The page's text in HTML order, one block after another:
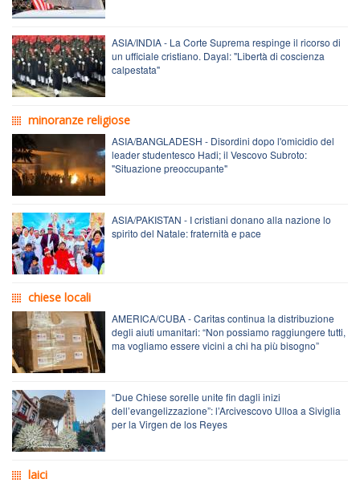
ASIA/INDIA - La Corte Suprema respinge il ricorso di
un ufficiale cristiano. Dayal: "Libertà di coscienza
calpestata"
minoranze religiose
ASIA/BANGLADESH - Disordini dopo l'omicidio del
leader studentesco Hadi; il Vescovo Subroto:
"Situazione preoccupante"
ASIA/PAKISTAN - I cristiani donano alla nazione lo
spirito del Natale: fraternità e pace
chiese locali
AMERICA/CUBA - Caritas continua la distribuzione
degli aiuti umanitari: “Non possiamo raggiungere tutti,
ma vogliamo essere vicini a chi ha più bisogno”
“Due Chiese sorelle unite fin dagli inizi
dell’evangelizzazione”: l’Arcivescovo Ulloa a Siviglia
per la Virgen de los Reyes
laici